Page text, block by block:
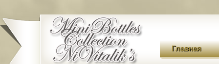
Главная